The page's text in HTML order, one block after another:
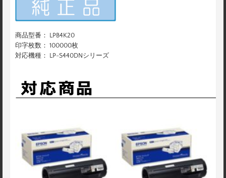
商品型番： LPB4K20
印字枚数： 100000枚
対応機種： LP-S440DNシリーズ